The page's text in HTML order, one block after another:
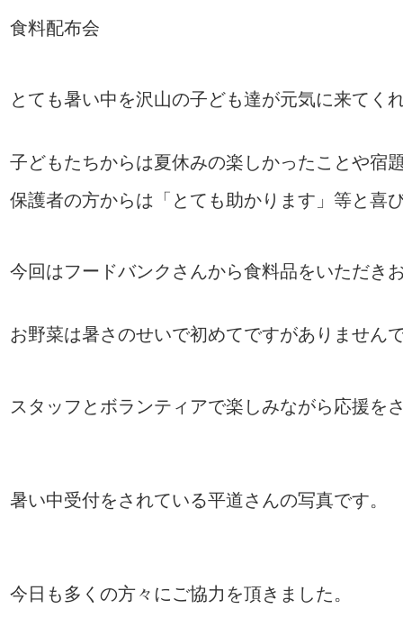
食料配布会
とても暑い中を沢山の子ども達が元気に来てく
子どもたちからは夏休みの楽しかったことや宿
保護者の方からは「とても助かります」等と喜
今回はフードバンクさんから食料品をいただき
お野菜は暑さのせいで初めてですがありません
スタッフとボランティアで楽しみながら応援を
暑い中受付をされている平道さんの写真です。
今日も多くの方々にご協力を頂きました。